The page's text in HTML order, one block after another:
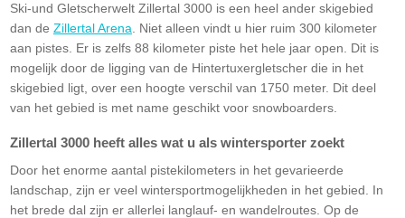
Ski-und Gletscherwelt Zillertal 3000 is een heel ander skigebied
dan de Zillertal Arena . Niet alleen vindt u hier ruim 300 kilometer
aan pistes. Er is zelfs 88 kilometer piste het hele jaar open. Dit is
mogelijk door de ligging van de Hintertuxergletscher die in het
skigebied ligt, over een hoogte verschil van 1750 meter. Dit deel
van het gebied is met name geschikt voor snowboarders.
Zillertal 3000 heeft alles wat u als wintersporter zoekt
Door het enorme aantal pistekilometers in het gevarieerde
landschap, zijn er veel wintersportmogelijkheden in het gebied. In
het brede dal zijn er allerlei langlauf- en wandelroutes. Op de